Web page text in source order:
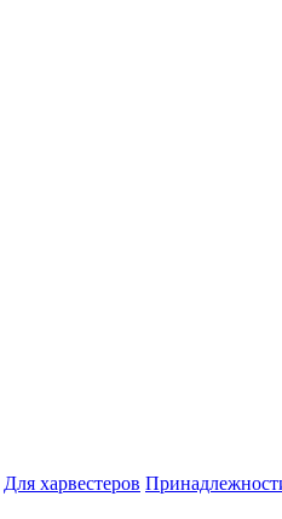
Для харвестеров